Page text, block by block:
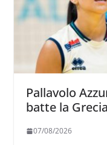
Pallavolo
batte la
07/08/2026